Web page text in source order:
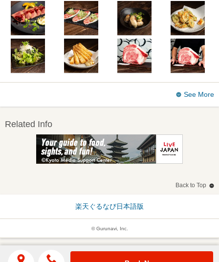
See More
Related Info
Back to Top
楽天ぐるなび日本語版
© Gurunavi, Inc.